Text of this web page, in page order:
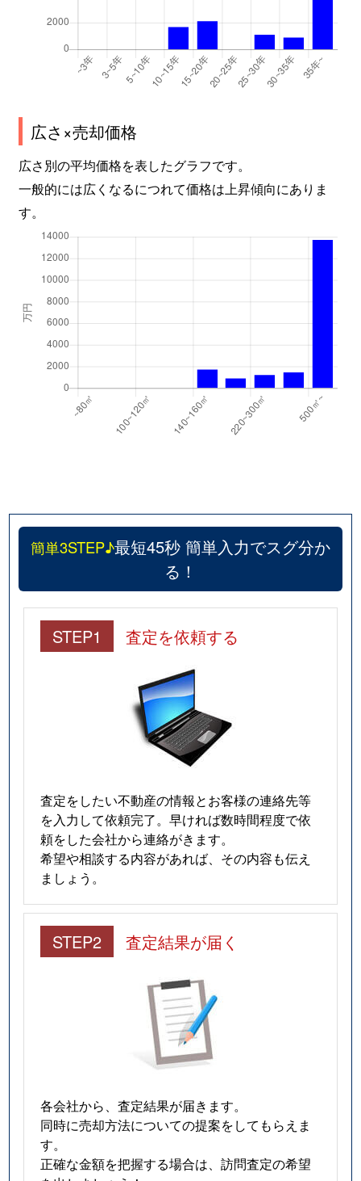
広さ×売却価格
広さ別の平均価格を表したグラフです。
一般的には広くなるにつれて価格は上昇傾向にありま
す。
簡単3STEP♪最短45秒 簡単入力でスグ分か
る！
STEP1 査定を依頼する
査定をしたい不動産の情報とお客様の連絡先等
を入力して依頼完了。早ければ数時間程度で依
頼をした会社から連絡がきます。
希望や相談する内容があれば、その内容も伝え
ましょう。
STEP2 査定結果が届く
各会社から、査定結果が届きます。
同時に売却方法についての提案をしてもらえま
す。
正確な金額を把握する場合は、訪問査定の希望